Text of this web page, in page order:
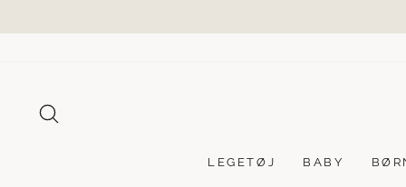
LEGETØJ BABY